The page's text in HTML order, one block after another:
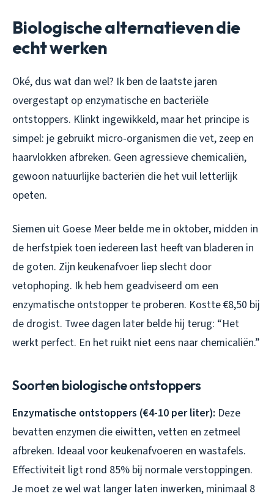
Biologische alternatieven die
echt werken
Oké, dus wat dan wel? Ik ben de laatste jaren
overgestapt op enzymatische en bacteriële
ontstoppers. Klinkt ingewikkeld, maar het principe is
simpel: je gebruikt micro-organismen die vet, zeep en
haarvlokken afbreken. Geen agressieve chemicaliën,
gewoon natuurlijke bacteriën die het vuil letterlijk
opeten.
Siemen uit Goese Meer belde me in oktober, midden in
de herfstpiek toen iedereen last heeft van bladeren in
de goten. Zijn keukenafvoer liep slecht door
vetophoping. Ik heb hem geadviseerd om een
enzymatische ontstopper te proberen. Kostte €8,50 bij
de drogist. Twee dagen later belde hij terug: “Het
werkt perfect. En het ruikt niet eens naar chemicaliën.”
Soorten biologische ontstoppers
Enzymatische ontstoppers (€4-10 per liter): Deze
bevatten enzymen die eiwitten, vetten en zetmeel
afbreken. Ideaal voor keukenafvoeren en wastafels.
Effectiviteit ligt rond 85% bij normale verstoppingen.
Je moet ze wel wat langer laten inwerken, minimaal 8